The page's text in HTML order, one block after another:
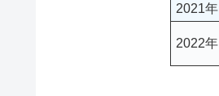
2021年
2022年